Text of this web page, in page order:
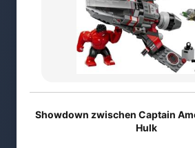
Showdown zwischen Captain
Hulk